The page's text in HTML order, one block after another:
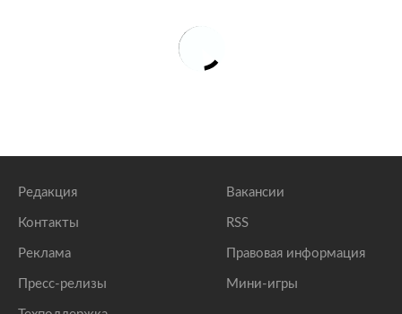
Редакция
Контакты
Реклама
Пресс-релизы
Вакансии
RSS
Правовая информация
Мини-игры